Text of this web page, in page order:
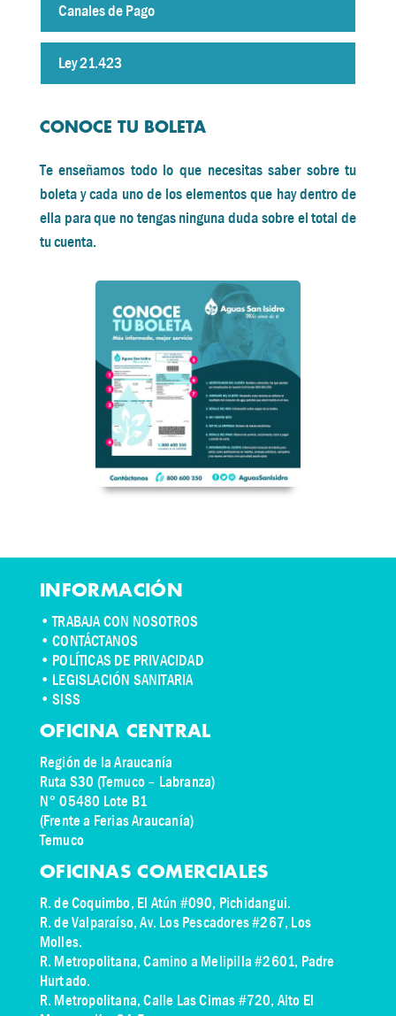
Canales de Pago
Ley 21.423
CONOCE TU BOLETA
Te enseñamos todo lo que necesitas saber sobre tu
boleta y cada uno de los elementos que hay dentro de
ella para que no tengas ninguna duda sobre el total de
tu cuenta.
INFORMACIÓN
•TRABAJA CON NOSOTROS
•CONTÁCTANOS
• POLÍTICAS DE PRIVACIDAD
• LEGISLACIÓN SANITARIA
• SISS
OFICINA CENTRAL
Región de la Araucanía
Ruta S30 (Temuco – Labranza)
N° 05480 Lote B1
(Frente a Ferias Araucanía)
Temuco
OFICINAS COMERCIALES
R. de Coquimbo, El Atún #090, Pichidangui.
R. de Valparaíso, Av. Los Pescadores #267, Los
Molles.
R. Metropolitana, Camino a Melipilla #2601, Padre
Hurtado.
R. Metropolitana, Calle Las Cimas #720, Alto El